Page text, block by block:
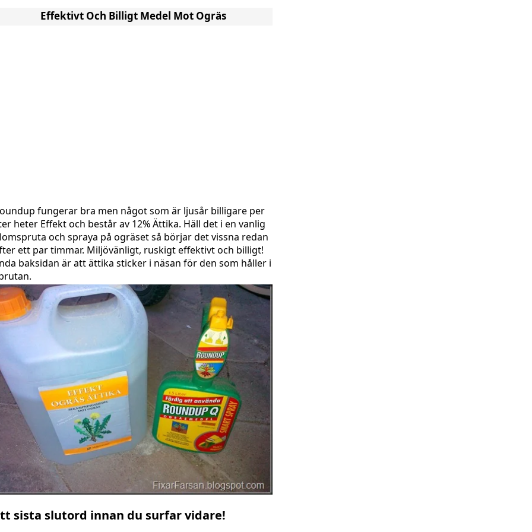
Effektivt Och Billigt Medel Mot Ogräs
fungerar bra men något som är ljusår billigare per
heter Effekt och består av 12% Ättika. Häll det i en vanlig
och spraya på ogräset så börjar det vissna redan
ett par timmar. Miljövänligt, ruskigt effektivt och billigt!
baksidan är att ättika sticker i näsan för den som håller i
sista slutord innan du surfar vidare!